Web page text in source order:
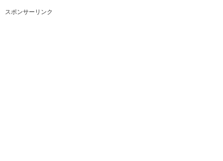
スポンサーリンク